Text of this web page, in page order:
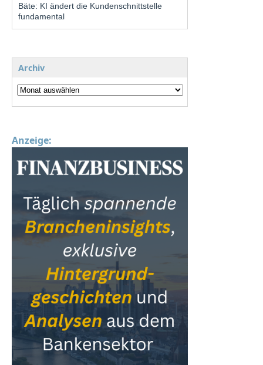
Bäte: KI ändert die Kundenschnittstelle
fundamental
Archiv
Anzeige: